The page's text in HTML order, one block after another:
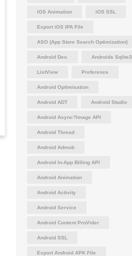
iOS Animation iOS SSL
Export iOS IPA File
ASO (App Store Search Optimization)
Android Dev. Androids Sqlite3
ListView Preference
Android Optimisation
Android ADT Android Studio
Android Async?Image API
Android Thread
Android Admob
Android In-App Billing API
Android Animation
Android Activity
Android Service
Android Content ProVider
Android SSL
Export Android APK File